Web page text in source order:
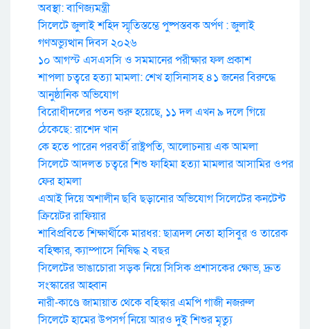
অবস্থা: বাণিজ্যমন্ত্রী
সিলেটে জুলাই শহিদ স্মৃতিস্তম্ভে পুষ্পস্তবক অর্পণ : জুলাই
গণঅভ্যুত্থান দিবস ২০২৬
১০ আগস্ট এসএসসি ও সমমানের পরীক্ষার ফল প্রকাশ
শাপলা চত্বরে হত্যা মামলা: শেখ হাসিনাসহ ৪১ জনের বিরুদ্ধে
আনুষ্ঠানিক অভিযোগ
বিরোধীদলের পতন শুরু হয়েছে, ১১ দল এখন ৯ দলে গিয়ে
ঠেকেছে: রাশেদ খান
কে হতে পারেন পরবর্তী রাষ্ট্রপতি, আলোচনায় এক আমলা
সিলেটে আদলত চত্বরে শিশু ফাহিমা হত্যা মামলার আসামির ওপর
ফের হামলা
এআই দিয়ে অশালীন ছবি ছড়ানোর অভিযোগ সিলেটের কনটেন্ট
ক্রিয়েটর রাফিয়ার
শাবিপ্রবিতে শিক্ষার্থীকে মারধর: ছাত্রদল নেতা হাসিবুর ও তারেক
বহিষ্কার, ক্যাম্পাসে নিষিদ্ধ ২ বছর
সিলেটের ভাঙাচোরা সড়ক নিয়ে সিসিক প্রশাসকের ক্ষোভ, দ্রুত
সংস্কারের আহ্বান
নারী-কাণ্ডে জামায়াত থেকে বহিস্কার এমপি গাজী নজরুল
সিলেটে হামের উপসর্গ নিয়ে আরও দুই শিশুর মৃত্যু